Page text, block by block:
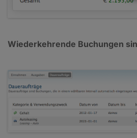
Wiederkehrende Buchungen